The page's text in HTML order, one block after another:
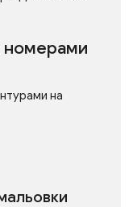
номерами
на